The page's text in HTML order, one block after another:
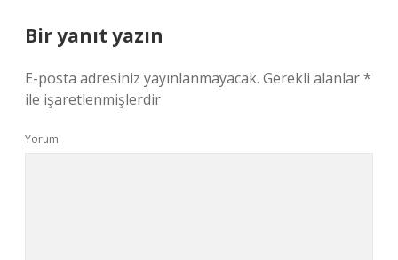
Bir yanıt yazın
E-posta adresiniz yayınlanmayacak. Gerekli alanlar*
ile işaretlenmişlerdir
Yorum